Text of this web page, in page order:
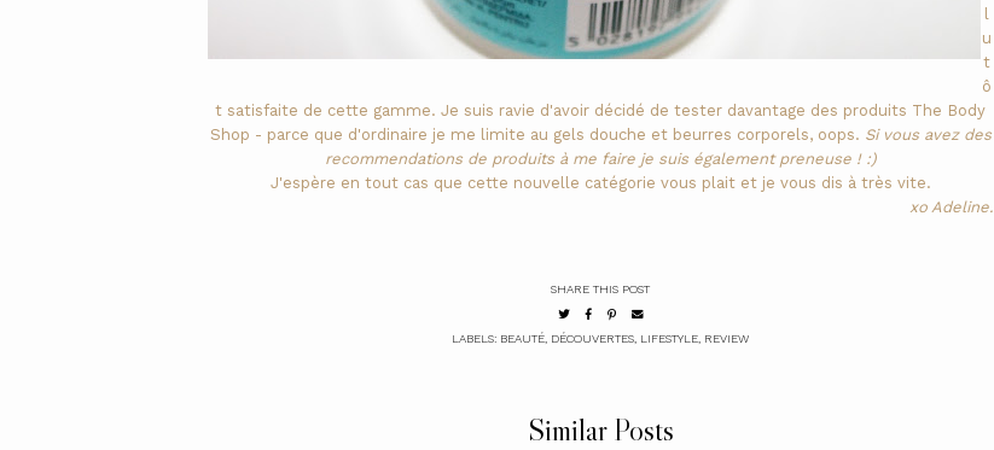
l
u
t
ô
t satisfaite de cette gamme. Je suis ravie d'avoir décidé de tester davantage des produits The Body
Shop - parce que d'ordinaire je me limite au gels douche et beurres corporels, oops. Si vous avez des
recommendations de produits à me faire je suis également preneuse ! :)
J'espère en tout cas que cette nouvelle catégorie vous plait et je vous dis à très vite.
xo Adeline.
SHARE THIS POST
LABELS: BEAUTÉ DÉCOUVERTES LIFESTYLE REVIEW
Similar Posts